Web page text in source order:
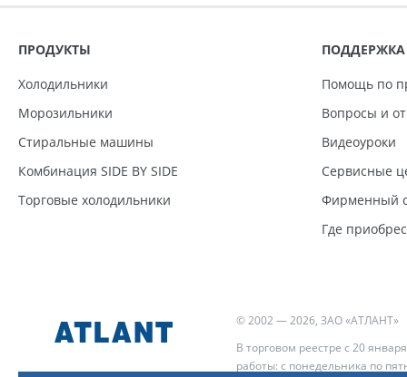
ПРОДУКТЫ
Холодильники
Морозильники
Стиральные машины
Комбинация SIDE BY SIDE
Торговые холодильники
ПОДДЕРЖКА
Помощь по
Вопросы и
Видеоуроки
Сервисные
Фирменный
Где
© 2002 — 2026, ЗАО «АТЛАНТ»
В торговом реестре с 20
работы: с понедельника по